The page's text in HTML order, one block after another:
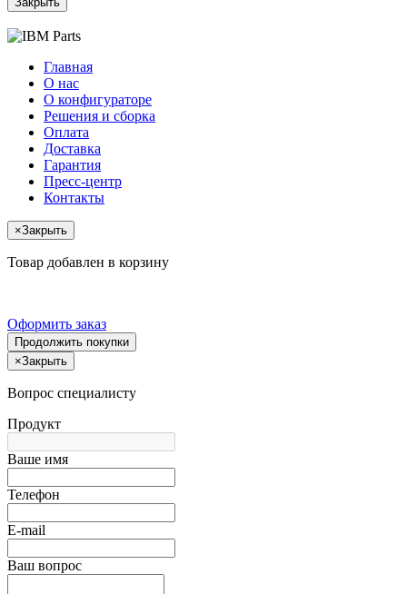
Главная
О нас
О конфигураторе
Решения и сборка
Оплата
Доставка
Гарантия
Пресс-центр
Контакты
×Закрыть
Товар добавлен в корзину
Оформить заказ
Продолжить покупки
×Закрыть
Вопрос специалисту
Продукт
Ваше имя
Телефон
E-mail
Ваш вопрос